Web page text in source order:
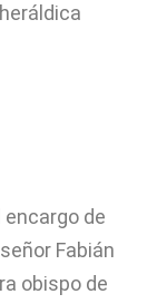
de
Fabián
obispo de